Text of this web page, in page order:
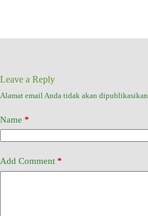
Leave a Reply
Alamat email Anda tidak akan dipublikasikan.
Name *
Add Comment *